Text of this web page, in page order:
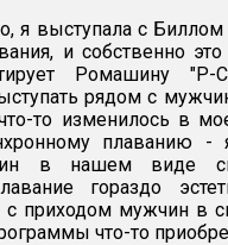
я выступала с
и собственно
Ромашину "Р-
рядом с
то изменилось в
плаванию - я
в нашем виде
гораздо
с приходом мужчин в
что-то